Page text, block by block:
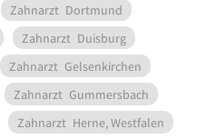
Zahnarzt Dortmund
Zahnarzt Duisburg
Zahnarzt Gelsenkirchen
Zahnarzt Gummersbach
Zahnarzt Herne, Westfalen